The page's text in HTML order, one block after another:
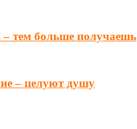
тем больше получаешь
– целуют душу